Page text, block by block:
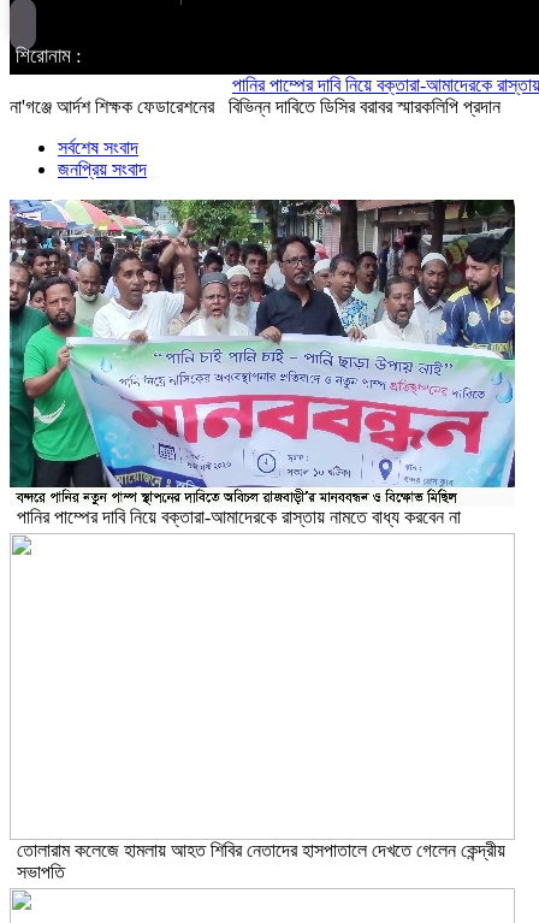
শিরোনাম :
পানির পাম্পের দাবি নিয়ে বক্তারা-আমাদেরকে রাস্তায় নামতে
না'গঞ্জে আর্দশ শিক্ষক ফেডারেশনের বিভিন্ন দাবিতে ডিসির বরাবর স্মারকলিপি প্রদান
সর্বশেষ সংবাদ
জনপ্রিয় সংবাদ
পানির পাম্পের দাবি নিয়ে বক্তারা-আমাদেরকে রাস্তায় নামতে বাধ্য করবেন না
তোলারাম কলেজে হামলায় আহত শিবির নেতাদের হাসপাতালে দেখতে গেলেন কেন্দ্রীয়
সভাপতি